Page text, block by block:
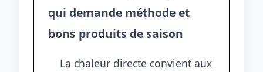
qui demande méthode et
bons produits de saison
La chaleur directe convient aux